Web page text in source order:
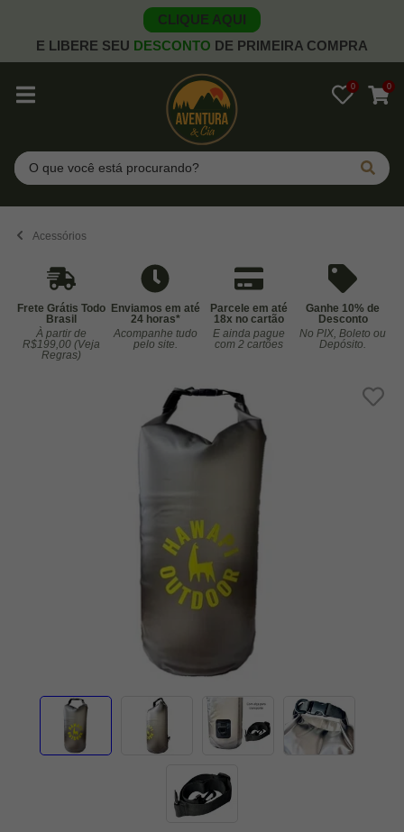
CLIQUE AQUI
E LIBERE SEU DESCONTO DE PRIMEIRA COMPRA
0 0
Pesquisar
Acessórios
Frete Grátis Todo
Brasil
À partir de
R$199,00 (Veja
Regras)
Enviamos em até
24 horas*
Acompanhe tudo
pelo site.
Parcele em até
18x no cartão
E ainda pague
com 2 cartões
Ganhe 10% de
Desconto
No PIX, Boleto ou
Depósito.